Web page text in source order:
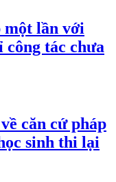
một lần với
công tác chưa
căn cứ pháp
sinh thi lại